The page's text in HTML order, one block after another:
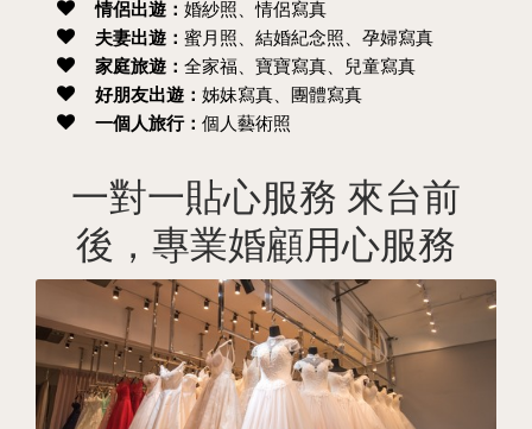
情侶出遊： 婚紗照、情侶寫真
夫妻出遊： 蜜月照、結婚紀念照、孕婦寫真
家庭旅遊： 全家福、寶寶寫真、兒童寫真
好朋友出遊： 姊妹寫真、團體寫真
一個人旅行： 個人藝術照
一對一貼心服務 來台前
後，專業婚顧用心服務